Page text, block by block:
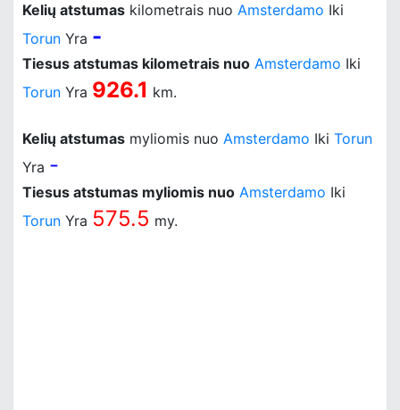
Kelių atstumas kilometrais nuo Amsterdamo Iki
Torun Yra -
Tiesus atstumas kilometrais nuo Amsterdamo Iki
Torun Yra 926.1 km.
Kelių atstumas myliomis nuo Amsterdamo Iki Torun
Yra -
Tiesus atstumas myliomis nuo Amsterdamo Iki
Torun Yra 575.5 my.